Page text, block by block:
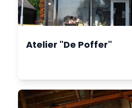
Atelier "De Poffer"